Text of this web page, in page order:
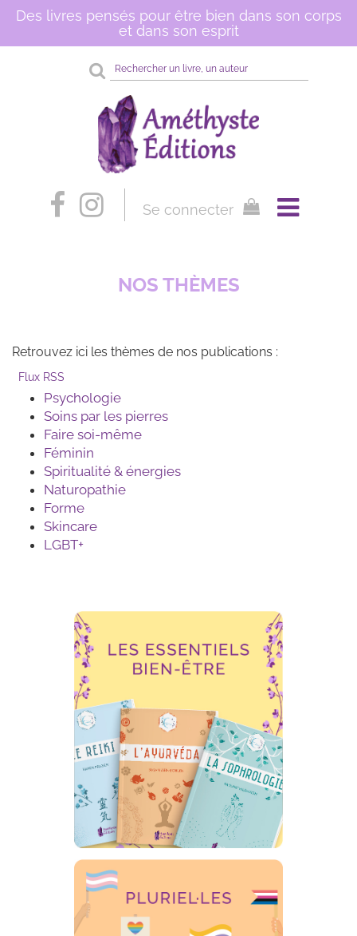
Des livres pensés pour être bien dans son corps
et dans son esprit
Rechercher
sur
site
Se connecter
NOS THÈMES
Retrouvez ici les thèmes de nos publications :
Flux RSS
Psychologie
Soins par les pierres
Faire soi-même
Féminin
Spiritualité & énergies
Naturopathie
Forme
Skincare
LGBT+